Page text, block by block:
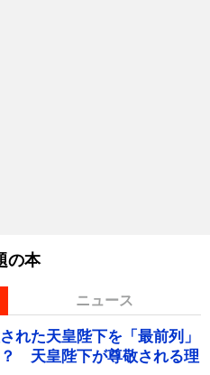
の本
ニュース
れた天皇陛下を「最前列」
天皇陛下が尊敬される理